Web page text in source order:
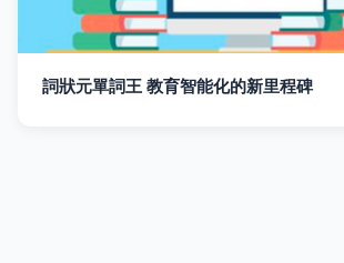
詞狀元單詞王 教育智能化的新里程碑